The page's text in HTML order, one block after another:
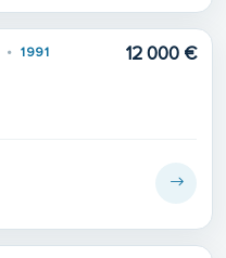
1991 12 000 €